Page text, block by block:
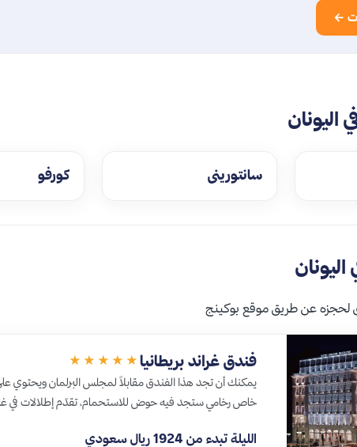
←
سانتوريني كورفو
عن طريق موقع بوكينج
فندق غراند بريطانيا ★★★★★
يمكنك أن تجد هذا الفندق مقابلاً لمجلس البرلمان
خاص رخامي ستجد فيه حوض للاستحمام، تقدّم إطلالات في
الليلة تبدء من 1924 ريال سعودي